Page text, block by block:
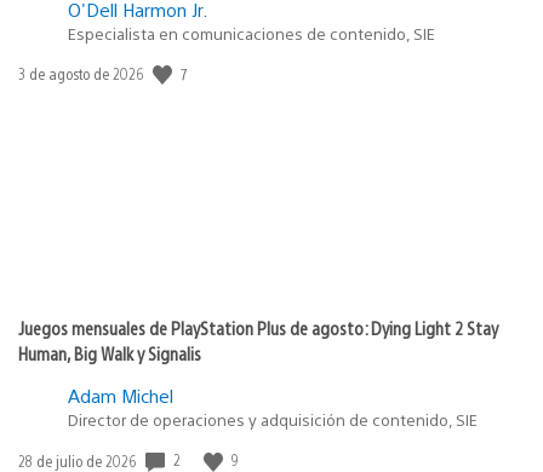
O'Dell Harmon Jr.
Especialista en comunicaciones de contenido, SIE
Fecha
3 de agosto de 2026 7
Juegos mensuales de PlayStation Plus de agosto: Dying Light 2 Stay
Human, Big Walk y Signalis
Adam Michel
Director de operaciones y adquisición de contenido, SIE
Fecha
28 de julio de 2026 2 9